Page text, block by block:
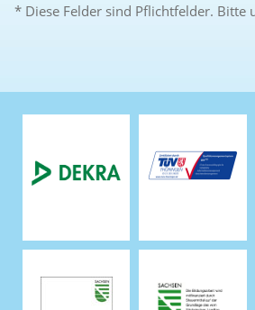
* Diese Felder sind Pflichtfelder. Bitte